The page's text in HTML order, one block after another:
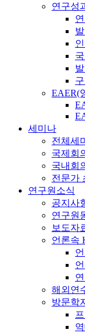
연구성
EAER(
세미나
전체세
국제회
국내회
전문가
연구원소식
공지사
연구원
보도자
언론속
해외연
방문학